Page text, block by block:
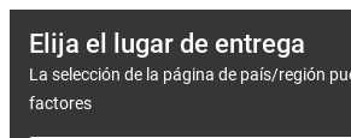
Elija el lugar de entrega
La selección de la página de país/región
factores